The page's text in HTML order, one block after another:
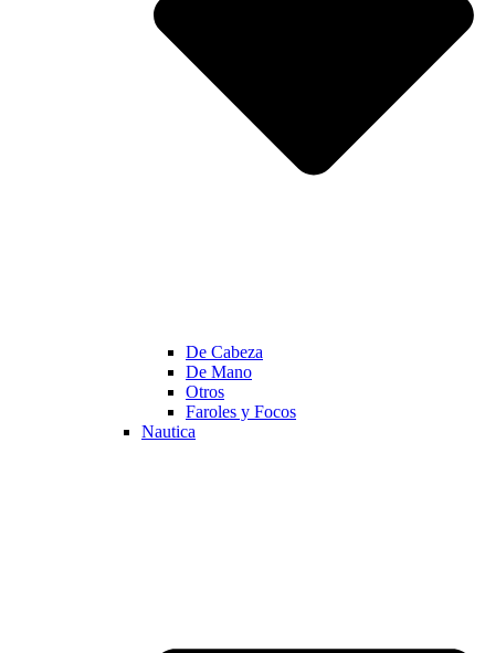
De Cabeza
De Mano
Otros
Faroles y Focos
Nautica